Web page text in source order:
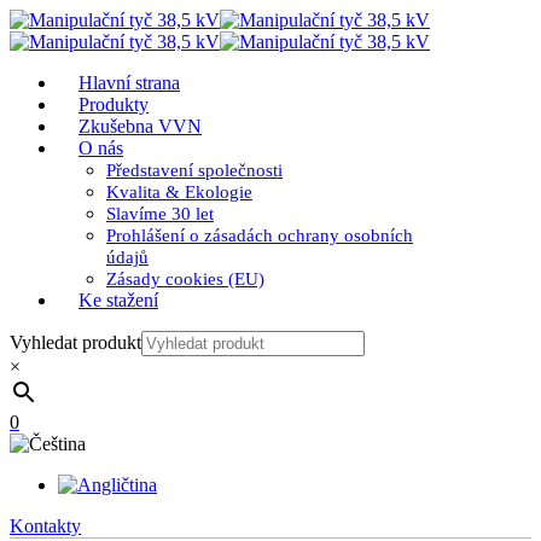
Hlavní strana
Produkty
Zkušebna VVN
O nás
Představení společnosti
Kvalita & Ekologie
Slavíme 30 let
Prohlášení o zásadách ochrany osobních
údajů
Zásady cookies (EU)
Ke stažení
Vyhledat produkt
×
0
Kontakty